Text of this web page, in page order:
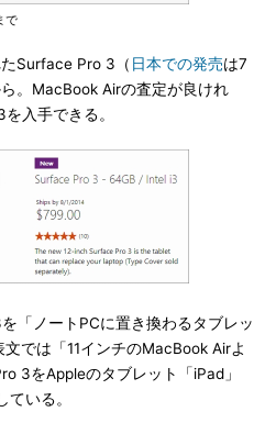
で
Surface Pro 3（ 日本での発売は7
。MacBook Airの査定が良けれ
入手できる。
「ノートPCに置き換わるタブレッ
では「11インチのMacBook Airよ
3をAppleのタブレット「iPad」
いる。